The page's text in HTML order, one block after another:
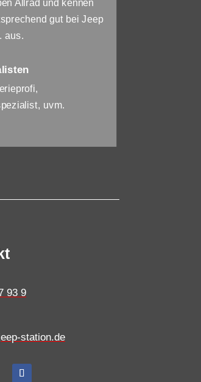
Allrad und kennen
gut bei Jeep
aus.
uvm.
93 9
station.de